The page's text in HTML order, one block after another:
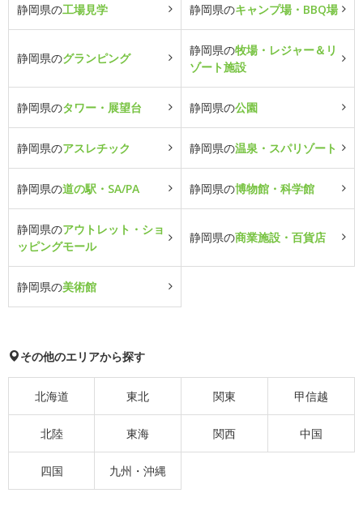
静岡県の工場見学 静岡県のキャンプ場・BBQ場
静岡県のグランピング
静岡県の牧場・レジャー＆リ
ゾート施設
静岡県のタワー・展望台 静岡県の公園
静岡県のアスレチック 静岡県の温泉・スパリゾート
静岡県の道の駅・SA/PA 静岡県の博物館・科学館
静岡県のアウトレット・ショ
ッピングモール
静岡県の商業施設・百貨店
静岡県の美術館
その他のエリアから探す
北海道 東北 関東 甲信越
北陸 東海 関西 中国
四国 九州・沖縄